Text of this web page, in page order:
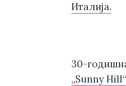
Италија.
30-
„Sunny